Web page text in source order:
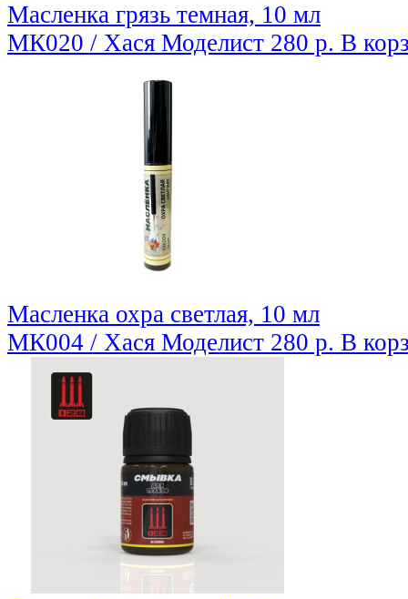
Масленка грязь темная, 10 мл
МК020 / Хася Моделист 280 р. В
Масленка охра светлая, 10 мл
МК004 / Хася Моделист 280 р. В